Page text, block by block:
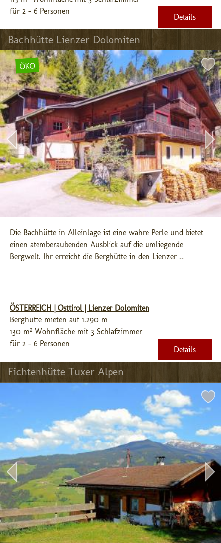
für 2 - 6 Personen
Details
Bachhütte Lienzer Dolomiten
ÖKO
Die Bachhütte in Alleinlage ist eine wahre Perle und bietet
einen atemberaubenden Ausblick auf die umliegende
Bergwelt. Ihr erreicht die Berghütte in den Lienzer ...
ÖSTERREICH | Osttirol | Lienzer Dolomiten
Berghütte mieten auf 1.290 m
130 m² Wohnfläche mit 3 Schlafzimmer
für 2 - 6 Personen
Details
Fichtenhütte Tuxer Alpen